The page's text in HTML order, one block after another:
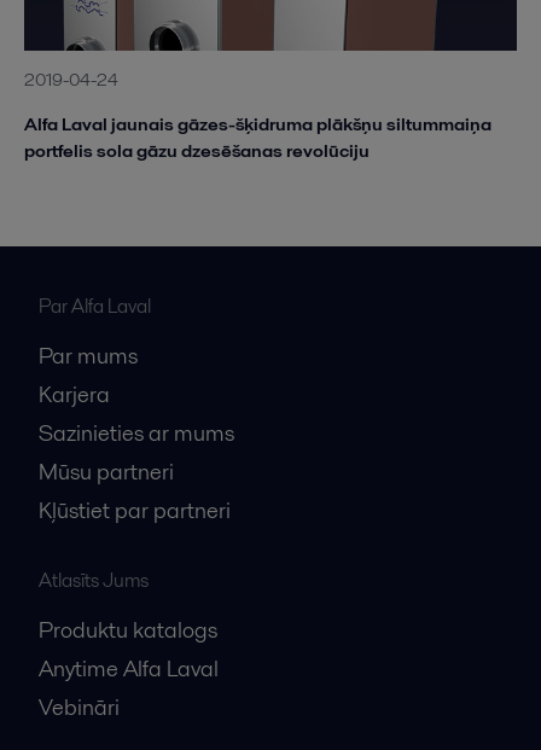
2019-04-24
Alfa Laval jaunais gāzes-šķidruma plākšņu siltummaiņa
portfelis sola gāzu dzesēšanas revolūciju
Par Alfa Laval
Par mums
Karjera
Sazinieties ar mums
Mūsu partneri
Kļūstiet par partneri
Atlasīts Jums
Produktu katalogs
Anytime Alfa Laval
Vebināri